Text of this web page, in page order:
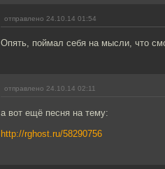
отправлено 24.10.14 01:54
Опять, поймал себя на мысли, что
отправлено 24.10.14 02:11
а вот ещё песня на тему:
http://rghost.ru/58290756